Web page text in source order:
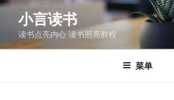
跳
容
小言读书
读书点亮内心 读书照亮前程
菜单